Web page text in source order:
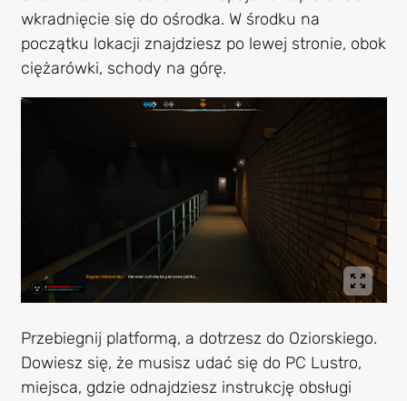
wkradnięcie się do ośrodka. W środku na
początku lokacji znajdziesz po lewej stronie, obok
ciężarówki, schody na górę.
Przebiegnij platformą, a dotrzesz do Oziorskiego.
Dowiesz się, że musisz udać się do PC Lustro,
miejsca, gdzie odnajdziesz instrukcję obsługi